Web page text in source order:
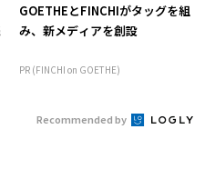
GOETHEとFINCHIがタッグを組
み、新メディアを創設
PR (FINCHI on GOETHE)
Recommended by